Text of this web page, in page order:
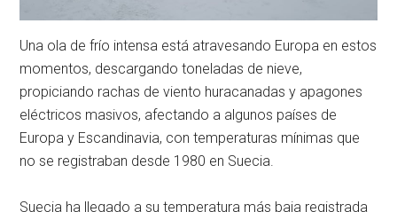
Una ola de frío intensa está atravesando Europa en estos
momentos, descargando toneladas de nieve,
propiciando rachas de viento huracanadas y apagones
eléctricos masivos, afectando a algunos países de
Europa y Escandinavia, con temperaturas mínimas que
no se registraban desde 1980 en Suecia.
Suecia ha llegado a su temperatura más baja registrada